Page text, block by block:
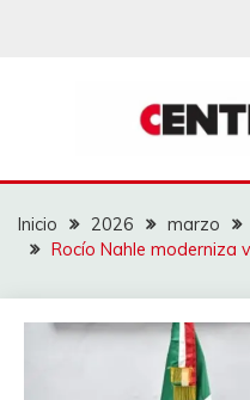
Inicio 2026 marzo
Rocío Nahle moderniza